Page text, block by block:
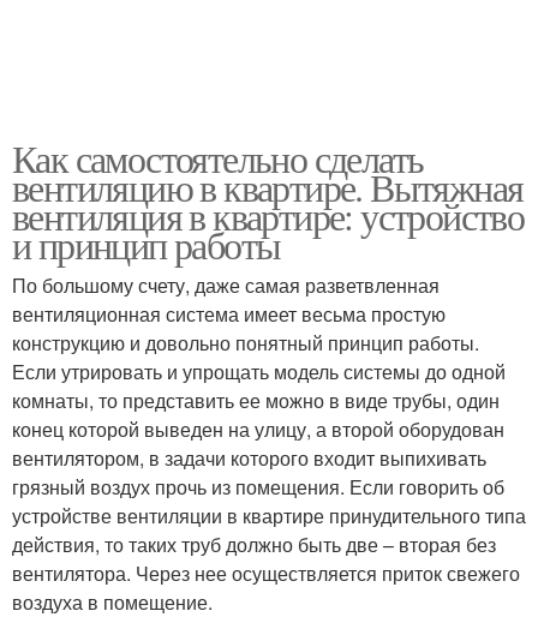
Как самостоятельно сделать
вентиляцию в квартире. Вытяжная
вентиляция в квартире: устройство
и принцип работы
По большому счету, даже самая разветвленная
вентиляционная система имеет весьма простую
конструкцию и довольно понятный принцип работы.
Если утрировать и упрощать модель системы до одной
комнаты, то представить ее можно в виде трубы, один
конец которой выведен на улицу, а второй оборудован
вентилятором, в задачи которого входит выпихивать
грязный воздух прочь из помещения. Если говорить об
устройстве вентиляции в квартире принудительного типа
действия, то таких труб должно быть две – вторая без
вентилятора. Через нее осуществляется приток свежего
воздуха в помещение.